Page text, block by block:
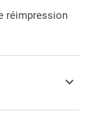
réimpression